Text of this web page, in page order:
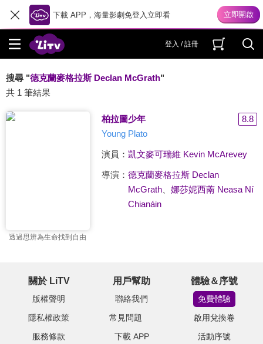
下載 APP，海量影劇免登入立即看
登入 / 註冊
搜尋 "德克蘭麥格拉斯 Declan McGrath"
共 1 筆結果
透過思辨為生命找到自由
柏拉圖少年
8.8
Young Plato
演員： 凱文麥可瑞維 Kevin McArevey
導演： 德克蘭麥格拉斯 Declan
McGrath、 娜莎妮西萳 Neasa Ní
Chianáin
關於 LiTV
版權聲明
隱私權政策
服務條款
用戶幫助
聯絡我們
常見問題
下載 APP
體驗＆序號
免費體驗
啟用兌換卷
活動序號